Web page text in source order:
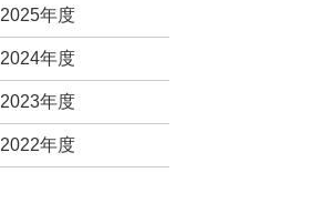
2025年度
2024年度
2023年度
2022年度